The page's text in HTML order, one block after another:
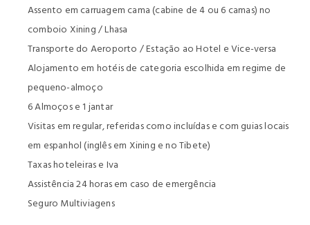
Assento em carruagem cama (cabine de 4 ou 6 camas) no
comboio Xining / Lhasa
Transporte do Aeroporto / Estação ao Hotel e Vice-versa
Alojamento em hotéis de categoria escolhida em regime de
pequeno-almoço
6 Almoços e 1 jantar
Visitas em regular, referidas como incluídas e com guias locais
em espanhol (inglês em Xining e no Tibete)
Taxas hoteleiras e Iva
Assistência 24 horas em caso de emergência
Seguro Multiviagens